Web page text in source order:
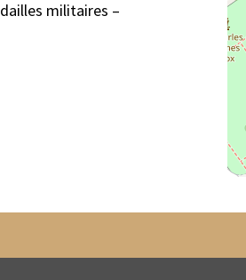
militaires –